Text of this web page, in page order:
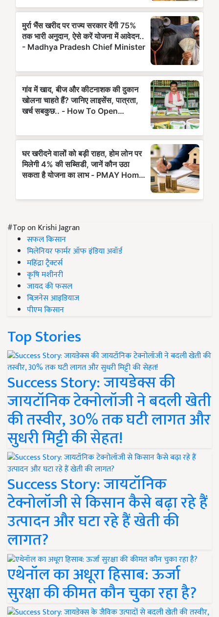
#Top on Krishi Jagran
सफल किसान
मिलेनियर फार्मर ऑफ इंडिया अवॉर्ड
महिंद्रा ट्रैक्टर्स
कृषि मशीनरी
जायद की फसल
बिज़नेस आइडियाज
पीएम किसान
Top Stories
Success Story: जायडेक्स की
जायटॉनिक टेक्नोलॉजी ने बदली खेती
की तस्वीर, 30% तक घटी लागत और
सुधरी मिट्टी की सेहत!
Success Story: जायटॉनिक
टेक्नोलॉजी से किसान कैसे बढ़ा रहे हैं
उत्पादन और घटा रहे हैं खेती की
लागत?
एथेनॉल का अधूरा हिसाब: ऊर्जा
सुरक्षा की कीमत कौन चुका रहा है?